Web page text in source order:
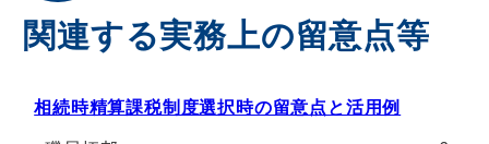
関連する実務上の留意点等
相続時精算課税制度選択時の留意点と活用例